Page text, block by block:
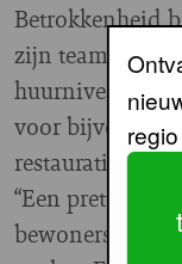
Betrokkenheid
zijn team aan
huurniveau,
voor
restauratie van
“Een prettige
bewoners en